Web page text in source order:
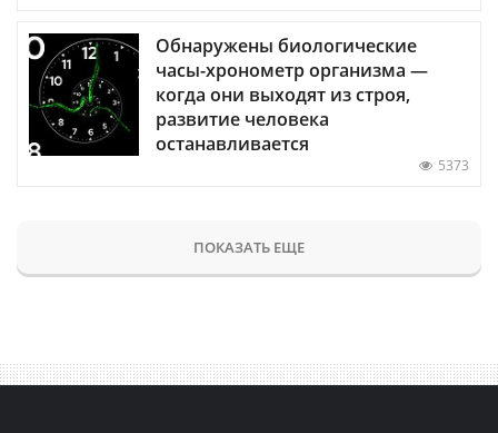
Обнаружены биологические
часы-хронометр организма —
когда они выходят из строя,
развитие человека
останавливается
5373
ПОКАЗАТЬ ЕЩЕ